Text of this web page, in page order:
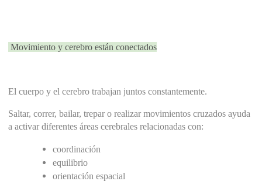
Movimiento y cerebro están conectados
El cuerpo y el cerebro trabajan juntos constantemente.
Saltar, correr, bailar, trepar o realizar movimientos cruzados ayuda
a activar diferentes áreas cerebrales relacionadas con:
coordinación
equilibrio
orientación espacial